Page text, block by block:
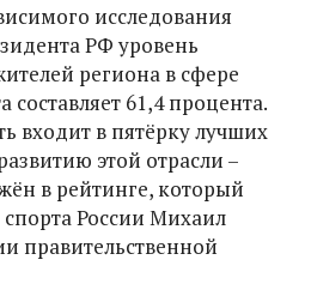
исследования
РФ уровень
региона в сфере
составляет 61,4 процента.
входит в пятёрку лучших
этой отрасли –
в рейтинге, который
России Михаил
правительственной